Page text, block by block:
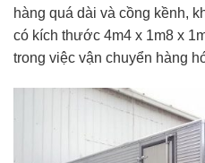
hàng quá dài và cồng kềnh,
có kích thước 4m4 x 1m8 x
trong việc vận chuyển hàng